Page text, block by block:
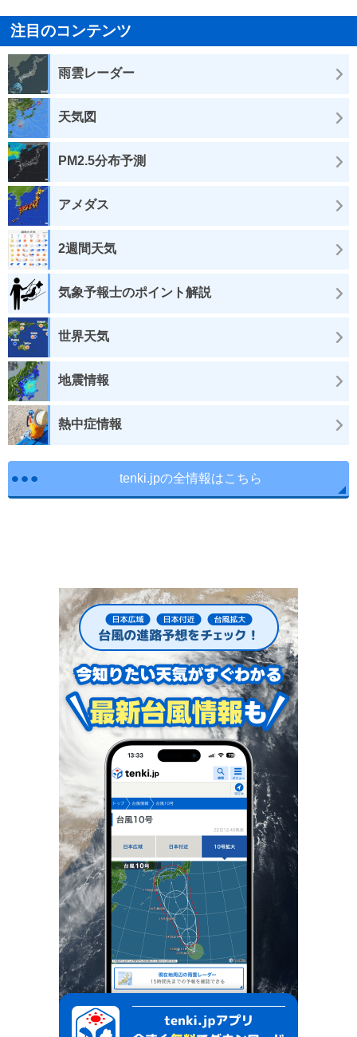
注目のコンテンツ
雨雲レーダー
天気図
PM2.5分布予測
アメダス
2週間天気
気象予報士のポイント解説
世界天気
地震情報
熱中症情報
tenki.jpの全情報はこちら